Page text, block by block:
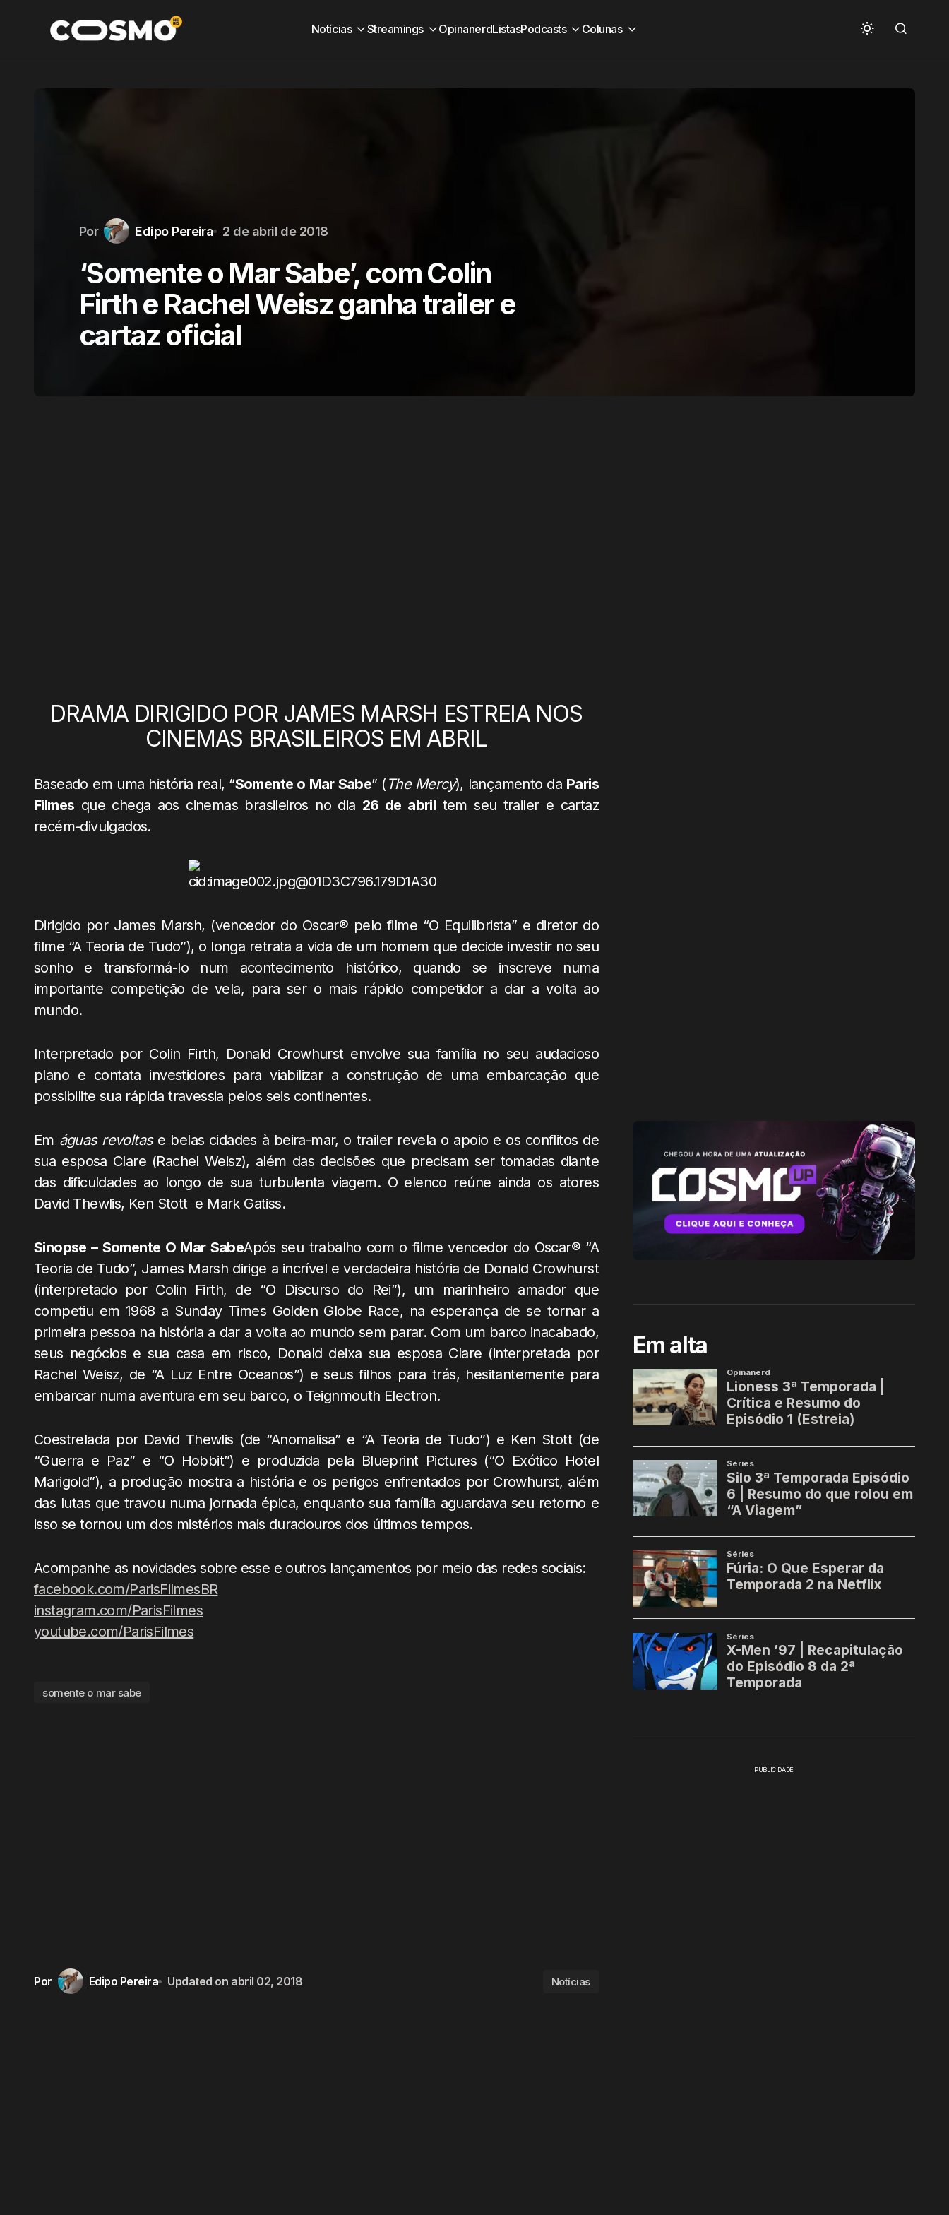
Notícias Streamings OpinanerdListasPodcasts Colunas
Por Edipo Pereira 2 de abril de 2018
‘Somente o Mar Sabe’, com Colin
Firth e Rachel Weisz ganha trailer e
cartaz oficial
DRAMA DIRIGIDO POR JAMES MARSH ESTREIA NOS
CINEMAS BRASILEIROS EM ABRIL
Baseado em uma história real, “Somente o Mar Sabe” ( The Mercy), lançamento da Paris
Filmes que chega aos cinemas brasileiros no dia 26 de abril tem seu trailer e cartaz
recém-divulgados.
Dirigido por James Marsh, (vencedor do Oscar® pelo filme “O Equilibrista” e diretor do
filme “A Teoria de Tudo”), o longa retrata a vida de um homem que decide investir no seu
sonho e transformá-lo num acontecimento histórico, quando se inscreve numa
importante competição de vela, para ser o mais rápido competidor a dar a volta ao
mundo.
Interpretado por Colin Firth, Donald Crowhurst envolve sua família no seu audacioso
plano e contata investidores para viabilizar a construção de uma embarcação que
possibilite sua rápida travessia pelos seis continentes.
Em águas revoltase belas cidades à beira-mar, o trailer revela o apoio e os conflitos de
sua esposa Clare (Rachel Weisz), além das decisões que precisam ser tomadas diante
das dificuldades ao longo de sua turbulenta viagem. O elenco reúne ainda os atores
David Thewlis, Ken Stott e Mark Gatiss.
Sinopse – Somente O Mar SabeApós seu trabalho com o filme vencedor do Oscar® “A
Teoria de Tudo”, James Marsh dirige a incrível e verdadeira história de Donald Crowhurst
(interpretado por Colin Firth, de “O Discurso do Rei”), um marinheiro amador que
competiu em 1968 a Sunday Times Golden Globe Race, na esperança de se tornar a
primeira pessoa na história a dar a volta ao mundo sem parar. Com um barco inacabado,
seus negócios e sua casa em risco, Donald deixa sua esposa Clare (interpretada por
Rachel Weisz, de “A Luz Entre Oceanos”) e seus filhos para trás, hesitantemente para
embarcar numa aventura em seu barco, o Teignmouth Electron.
Coestrelada por David Thewlis (de “Anomalisa” e “A Teoria de Tudo”) e Ken Stott (de
“Guerra e Paz” e “O Hobbit”) e produzida pela Blueprint Pictures (“O Exótico Hotel
Marigold”), a produção mostra a história e os perigos enfrentados por Crowhurst, além
das lutas que travou numa jornada épica, enquanto sua família aguardava seu retorno e
isso se tornou um dos mistérios mais duradouros dos últimos tempos.
Acompanhe as novidades sobre esse e outros lançamentos por meio das redes sociais:
facebook.com/ParisFilmesBR
instagram.com/ParisFilmes
youtube.com/ParisFilmes
somente o mar sabe
Por Edipo Pereira Updated on abril 02, 2018 Notícias
Em alta
PUBLICIDADE